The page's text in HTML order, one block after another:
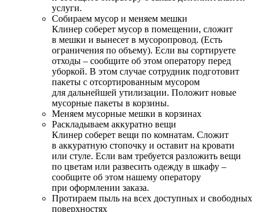
услуги.
Собираем мусор и меняем мешки
Клинер соберет мусор в помещении, сложит
в мешки и вынесет в мусоропровод. (Есть
ограничения по объему). Если вы сортируете
отходы – сообщите об этом оператору перед
уборкой. В этом случае сотрудник подготовит
пакеты с отсортированным мусором
для дальнейшей утилизации. Положит новые
мусорные пакеты в корзины.
Меняем мусорные мешки в корзинах
Раскладываем аккуратно вещи
Клинер соберет вещи по комнатам. Сложит
в аккуратную стопочку и оставит на кровати
или стуле. Если вам требуется разложить вещи
по цветам или развесить одежду в шкафу –
сообщите об этом нашему оператору
при оформлении заказа.
Протираем пыль на всех доступных и свободных
поверхностях